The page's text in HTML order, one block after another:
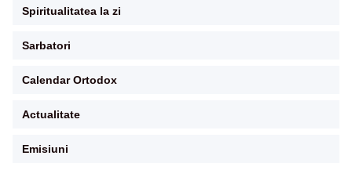
Spiritualitatea la zi
Sarbatori
Calendar Ortodox
Actualitate
Emisiuni